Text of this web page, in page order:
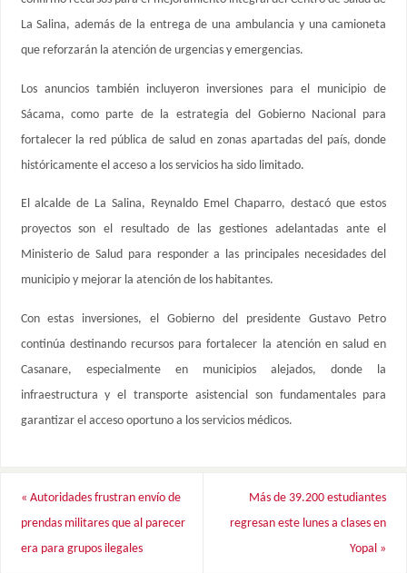
La Salina, además de la entrega de una ambulancia y una camioneta
que reforzarán la atención de urgencias y emergencias.
Los anuncios también incluyeron inversiones para el municipio de
Sácama, como parte de la estrategia del Gobierno Nacional para
fortalecer la red pública de salud en zonas apartadas del país, donde
históricamente el acceso a los servicios ha sido limitado.
El alcalde de La Salina, Reynaldo Emel Chaparro, destacó que estos
proyectos son el resultado de las gestiones adelantadas ante el
Ministerio de Salud para responder a las principales necesidades del
municipio y mejorar la atención de los habitantes.
Con estas inversiones, el Gobierno del presidente Gustavo Petro
continúa destinando recursos para fortalecer la atención en salud en
Casanare, especialmente en municipios alejados, donde la
infraestructura y el transporte asistencial son fundamentales para
garantizar el acceso oportuno a los servicios médicos.
« Autoridades frustran envío de
prendas militares que al parecer
era para grupos ilegales
Más de 39.200 estudiantes
regresan este lunes a clases en
Yopal »